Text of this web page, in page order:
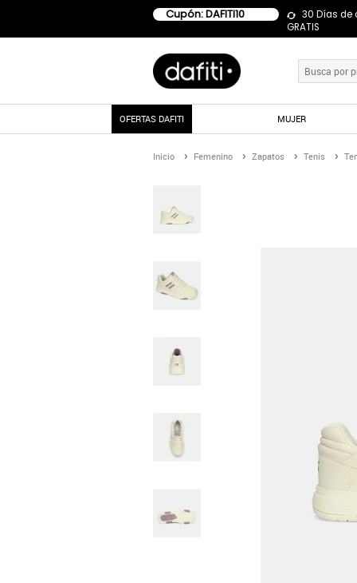
Cupón: DAFITI10
30 Días de
GRATIS
OFERTAS DAFITI MUJER
Inicio Femenino Zapatos Tenis